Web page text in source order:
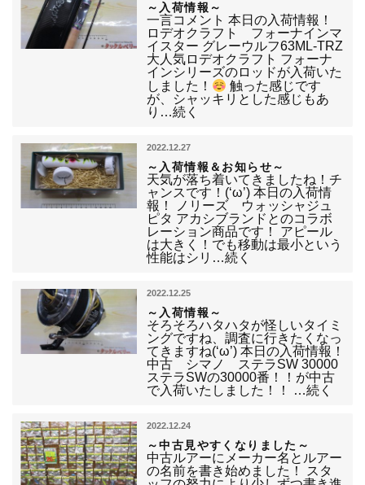
～入荷情報～
一言コメント 本日の入荷情報！
ロデオクラフト フォーナインマ
イスター グレーウルフ63ML-TRZ
大人気ロデオクラフト フォーナ
インシリーズのロッドが入荷いた
しました！
触った感じです
が、シャッキリとした感じもあ
り…続く
2022.12.27
～入荷情報＆お知らせ～
天気が落ち着いてきましたね！チ
ャンスです！(‘ω’) 本日の入荷情
報！ ノリーズ ウォッシャジュ
ピタ アカシブランドとのコラボ
レーション商品です！ アピール
は大きく！でも移動は最小という
性能はシリ…続く
2022.12.25
～入荷情報～
そろそろハタハタが怪しいタイミ
ングですね、調査に行きたくなっ
てきますね(‘ω’) 本日の入荷情報！
中古 シマノ ステラSW 30000
ステラSWの30000番！！が中古
で入荷いたしました！！ …続く
2022.12.24
～中古見やすくなりました～
中古ルアーにメーカー名とルアー
の名前を書き始めました！ スタ